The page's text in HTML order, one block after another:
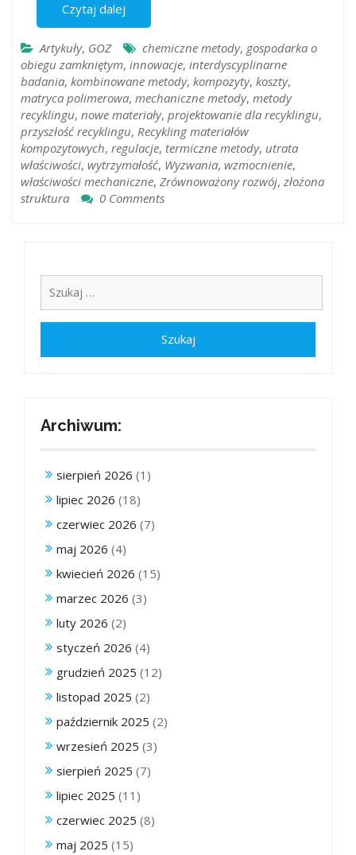
Czytaj dalej
Artykuły, GOZ chemiczne metody, gospodarka o
obiegu zamkniętym, innowacje, interdyscyplinarne
badania, kombinowane metody, kompozyty, koszty,
matryca polimerowa, mechaniczne metody, metody
recyklingu, nowe materiały, projektowanie dla recyklingu,
przyszłość recyklingu, Recykling materiałów
kompozytowych, regulacje, termiczne metody, utrata
właściwości, wytrzymałość, Wyzwania, wzmocnienie,
właściwości mechaniczne, Zrównoważony rozwój, złożona
struktura
0 Comments
Archiwum:
sierpień 2026 (1)
lipiec 2026 (18)
czerwiec 2026 (7)
maj 2026 (4)
kwiecień 2026 (15)
marzec 2026 (3)
luty 2026 (2)
styczeń 2026 (4)
grudzień 2025 (12)
listopad 2025 (2)
październik 2025 (2)
wrzesień 2025 (3)
sierpień 2025 (7)
lipiec 2025 (11)
czerwiec 2025 (8)
maj 2025 (15)